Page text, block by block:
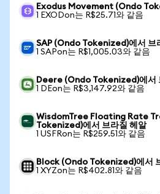
Exodus Movement (Ondo
1 EXODon는 R$25.71와 같음
SAP (Ondo Tokenized)에서 브
1 SAPon는 R$1,005.03와 같음
Deere (Ondo Tokenized)에서
1 DEon는 R$3,147.92와 같음
WisdomTree Floating Rate
Tokenized)에서 브라질 헤알
1 USFRon는 R$259.51와 같음
Block (Ondo Tokenized)에서
1 XYZon는 R$402.81와 같음